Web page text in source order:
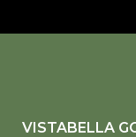
VISTABELLA